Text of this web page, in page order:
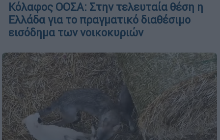
Κόλαφος ΟΟΣΑ: Στην τελευταία θέση η
Ελλάδα για το πραγματικό διαθέσιμο
εισόδημα των νοικοκυριών